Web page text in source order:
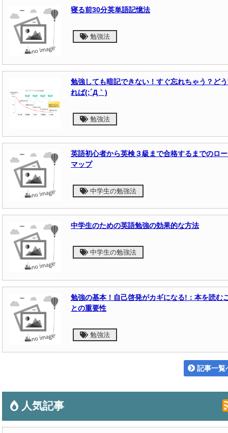
寝る前30分英単語記憶法
勉強法
勉強しても暗記できない！すぐ忘れちゃう？ど
れば(;´Д｀)
勉強法
英語初心者から英検３級まで合格するまでのロ
マップ
中学生の勉強法
中学生のための英語勉強の効果的な方法
中学生の勉強法
勉強の基本！自己啓発がカギになる!：本を読む
との重要性
勉強法
記事一覧
人気記事